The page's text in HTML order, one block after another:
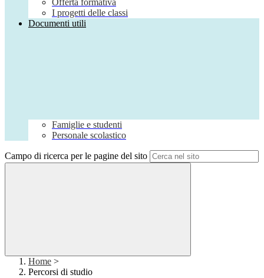
Offerta formativa
I progetti delle classi
Documenti utili
Famiglie e studenti
Personale scolastico
Campo di ricerca per le pagine del sito
Home >
Percorsi di studio